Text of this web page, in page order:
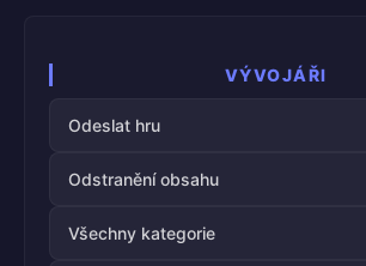
VÝVOJÁŘI
Odeslat hru
Odstranění obsahu
Všechny kategorie